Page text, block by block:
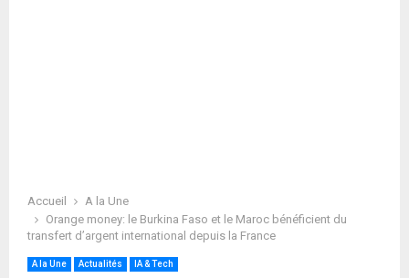
Accueil
A la Une
Orange money: le Burkina Faso et le Maroc bénéficient du
transfert d’argent international depuis la France
A la Une Actualités IA & Tech